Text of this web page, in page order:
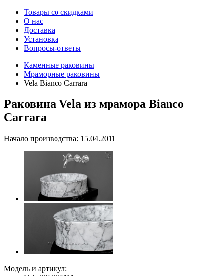
Товары со скидками
О нас
Доставка
Установка
Вопросы-ответы
Каменные раковины
Мраморные раковины
Vela Bianco Carrara
Раковина Vela из мрамора Bianco
Carrara
Начало производства: 15.04.2011
Модель и артикул: